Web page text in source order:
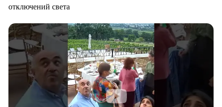
отключений света